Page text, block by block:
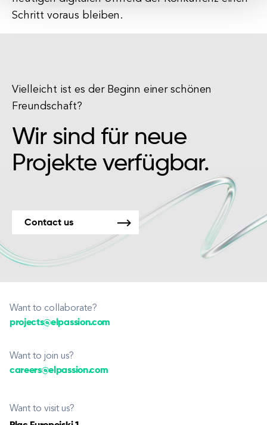
Schritt voraus bleiben.
Vielleicht ist es der Beginn einer schönen
Freundschaft?
Wir sind für neue
Projekte verfügbar.
Contact us
Want to collaborate?
projects@elpassion.com
Want to join us?
careers@elpassion.com
Want to visit us?